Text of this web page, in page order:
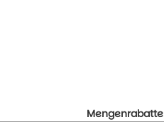
Mengenrabatte